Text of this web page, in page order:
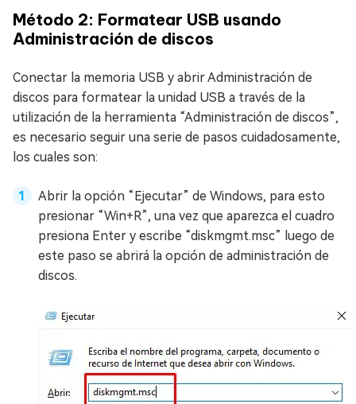
Método 2: Formatear USB usando
Administración de discos
Conectar la memoria USB y abrir Administración de
discos para formatear la unidad USB a través de la
utilización de la herramienta “Administración de discos”,
es necesario seguir una serie de pasos cuidadosamente,
los cuales son:
Abrir la opción “Ejecutar” de Windows, para esto
presionar “Win+R”, una vez que aparezca el cuadro
presiona Enter y escribe “diskmgmt.msc” luego de
este paso se abrirá la opción de administración de
discos.